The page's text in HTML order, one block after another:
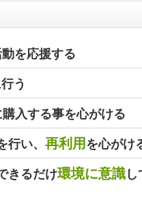
を応援する
う
入する事を心がける
い、 再利用 を心がけ
きるだけ環境に意識し